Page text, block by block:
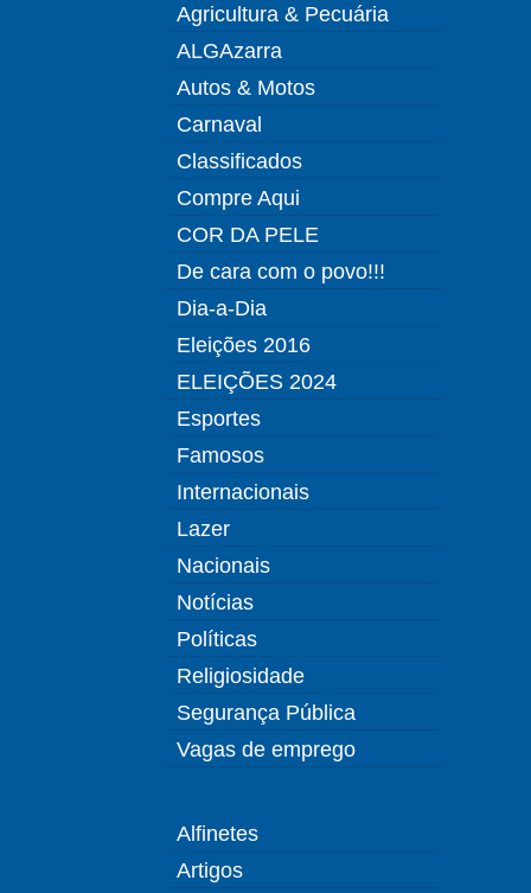
Agricultura & Pecuária
ALGAzarra
Autos & Motos
Carnaval
Classificados
Compre Aqui
COR DA PELE
De cara com o povo!!!
Dia-a-Dia
Eleições 2016
ELEIÇÕES 2024
Esportes
Famosos
Internacionais
Lazer
Nacionais
Notícias
Políticas
Religiosidade
Segurança Pública
Vagas de emprego
Alfinetes
Artigos